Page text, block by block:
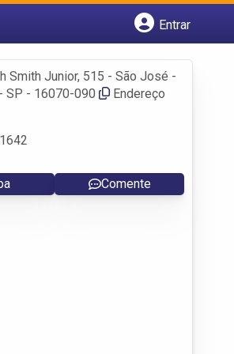
Entrar
Smith Junior, 515 - São José -
SP - 16070-090
Endereço
Comente